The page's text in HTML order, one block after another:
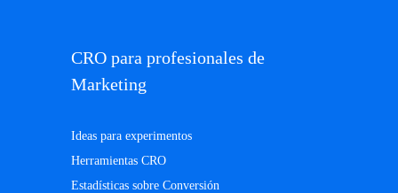
CRO para profesionales de
Marketing
Ideas para experimentos
Herramientas CRO
Estadísticas sobre Conversión